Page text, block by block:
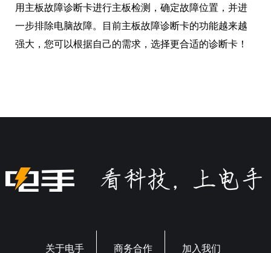
用主板故障诊断卡进行主板检测，确定故障位置，并进
一步排除电脑故障。目前主板故障诊断卡的功能越来越
强大，您可以根据自己的需求，选择更合适的诊断卡！
关于电手 商务合作 加入我们